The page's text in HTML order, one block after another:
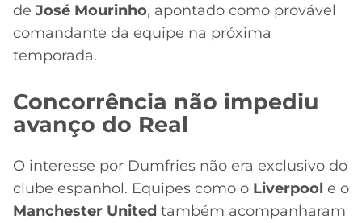
de José Mourinho, apontado como provável
comandante da equipe na próxima
temporada.
Concorrência não impediu
avanço do Real
O interesse por Dumfries não era exclusivo do
clube espanhol. Equipes como o Liverpool e o
Manchester United também acompanharam